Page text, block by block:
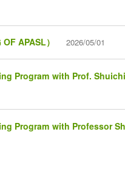
APASL） 2026/05/01
Program with Prof.
Program with Professor